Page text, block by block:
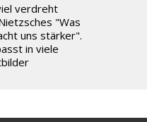
verdreht
"Was
uns stärker".
in viele